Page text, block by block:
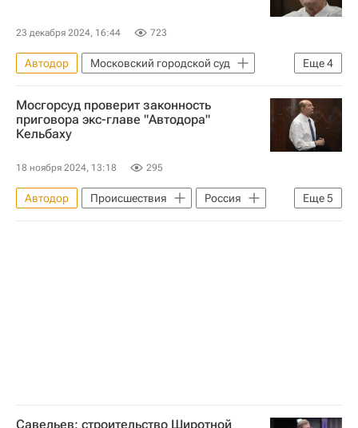
23 декабря 2024, 16:44 723
Еще4
Автодор
Московский городской суд
Россия
Сергей Кельбах
Следственный комитет России (СК РФ)
Криминал
Мосгорсуд проверит законность
приговора экс-главе "Автодора"
Кельбаху
18 ноября 2024, 13:18 295
Еще5
Автодор Происшествия
Россия
Московская область (Подмосковье)
Савельев: строительство Широтной